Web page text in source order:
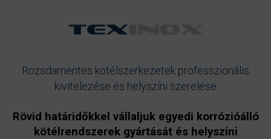
Rozsdamentes kötélszerkezetek professzionális
kivitelezése és helyszíni szerelése
Rövid határidőkkel vállaljuk egyedi korrózióálló
kötélrendszerek gyártását és helyszíni